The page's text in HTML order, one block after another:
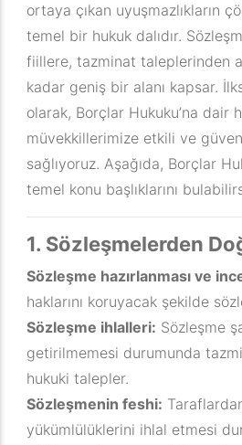
ortaya çıkan uyuşmazlıkların
temel bir hukuk dalıdır.
fiillere, tazminat taleplerinden
kadar geniş bir alanı kapsar.
olarak, Borçlar Hukuku’na dair
müvekkillerimize etkili ve
sağlıyoruz. Aşağıda, Borçlar
temel konu başlıklarını
1. Sözleşmelerden
Sözleşme hazırlanması ve
haklarını koruyacak şekilde
Sözleşme ihlalleri: Sözleşme
getirilmemesi durumunda
hukuki talepler.
Sözleşmenin feshi:
yükümlülüklerini ihlal etmesi